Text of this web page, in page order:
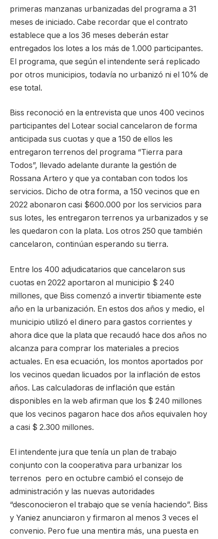
primeras manzanas urbanizadas del programa a 31
meses de iniciado. Cabe recordar que el contrato
establece que a los 36 meses deberán estar
entregados los lotes a los más de 1.000 participantes.
El programa, que según el intendente será replicado
por otros municipios, todavía no urbanizó ni el 10% de
ese total.
Biss reconoció en la entrevista que unos 400 vecinos
participantes del Lotear social cancelaron de forma
anticipada sus cuotas y que a 150 de ellos les
entregaron terrenos del programa “Tierra para
Todos”, llevado adelante durante la gestión de
Rossana Artero y que ya contaban con todos los
servicios. Dicho de otra forma, a 150 vecinos que en
2022 abonaron casi $600.000 por los servicios para
sus lotes, les entregaron terrenos ya urbanizados y se
les quedaron con la plata. Los otros 250 que también
cancelaron, continúan esperando su tierra.
Entre los 400 adjudicatarios que cancelaron sus
cuotas en 2022 aportaron al municipio $ 240
millones, que Biss comenzó a invertir tibiamente este
año en la urbanización. En estos dos años y medio, el
municipio utilizó el dinero para gastos corrientes y
ahora dice que la plata que recaudó hace dos años no
alcanza para comprar los materiales a precios
actuales. En esa ecuación, los montos aportados por
los vecinos quedan licuados por la inflación de estos
años. Las calculadoras de inflación que están
disponibles en la web afirman que los $ 240 millones
que los vecinos pagaron hace dos años equivalen hoy
a casi $ 2.300 millones.
El intendente jura que tenía un plan de trabajo
conjunto con la cooperativa para urbanizar los
terrenos pero en octubre cambió el consejo de
administración y las nuevas autoridades
“desconocieron el trabajo que se venía haciendo”. Biss
y Yaniez anunciaron y firmaron al menos 3 veces el
convenio. Pero fue una mentira más, una puesta en